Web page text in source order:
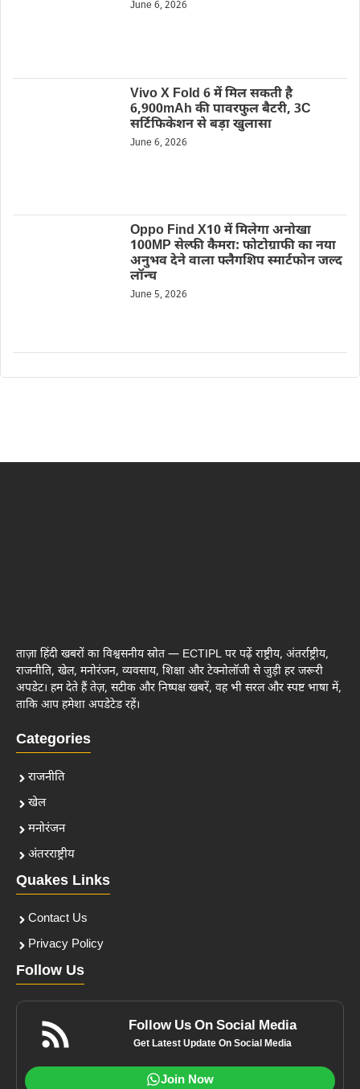
June 6, 2026
Vivo X Fold 6 में मिल सकती है
6,900mAh की पावरफुल बैटरी, 3C
सर्टिफिकेशन से बड़ा खुलासा
June 6, 2026
Oppo Find X10 में मिलेगा अनोखा
100MP सेल्फी कैमरा: फोटोग्राफी का नया
अनुभव देने वाला फ्लैगशिप स्मार्टफोन जल्द
लॉन्च
June 5, 2026
ताज़ा हिंदी खबरों का विश्वसनीय स्रोत — ECTIPL पर पढ़ें राष्ट्रीय, अंतर्राष्ट्रीय,
राजनीति, खेल, मनोरंजन, व्यवसाय, शिक्षा और टेक्नोलॉजी से जुड़ी हर जरूरी
अपडेट। हम देते हैं तेज़, सटीक और निष्पक्ष खबरें, वह भी सरल और स्पष्ट भाषा में,
ताकि आप हमेशा अपडेटेड रहें।
Categories
राजनीति
खेल
मनोरंजन
अंतरराष्ट्रीय
Quakes Links
Contact Us
Privacy Policy
Follow Us
Follow Us On Social Media
Get Latest Update On Social Media
Join Now